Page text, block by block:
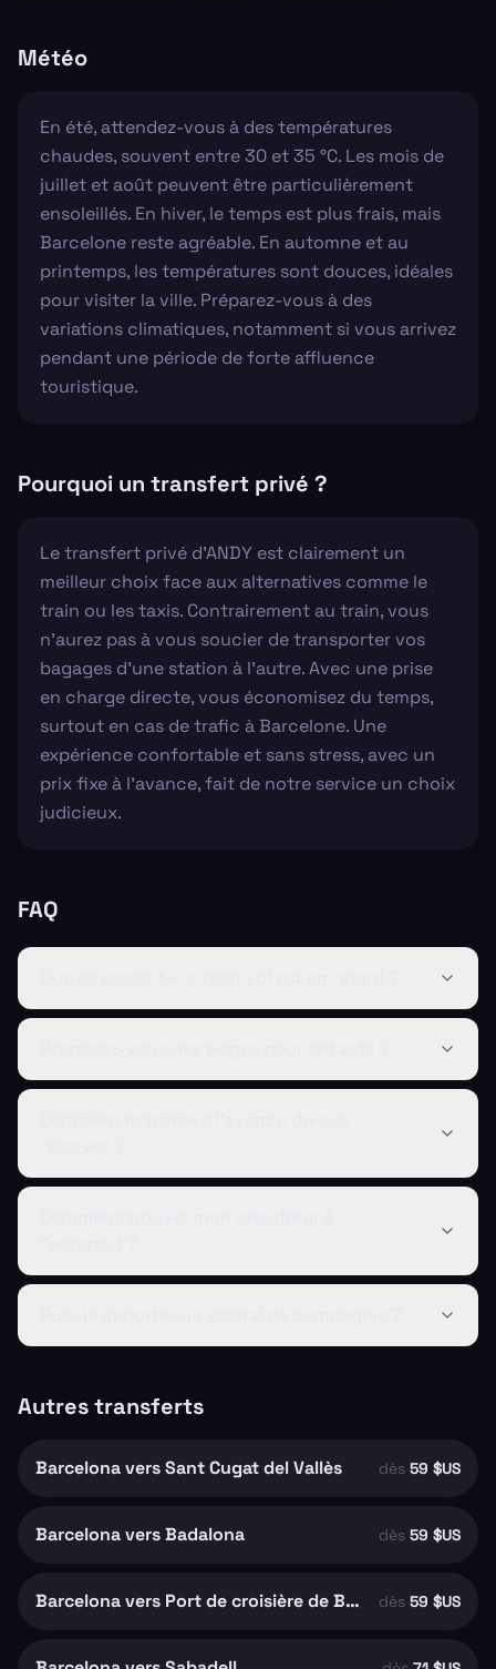
Météo
En été, attendez-vous à des températures
chaudes, souvent entre 30 et 35 °C. Les mois de
juillet et août peuvent être particulièrement
ensoleillés. En hiver, le temps est plus frais, mais
Barcelone reste agréable. En automne et au
printemps, les températures sont douces, idéales
pour visiter la ville. Préparez-vous à des
variations climatiques, notamment si vous arrivez
pendant une période de forte affluence
touristique.
Pourquoi un transfert privé ?
Le transfert privé d'ANDY est clairement un
meilleur choix face aux alternatives comme le
train ou les taxis. Contrairement au train, vous
n'aurez pas à vous soucier de transporter vos
bagages d'une station à l'autre. Avec une prise
en charge directe, vous économisez du temps,
surtout en cas de trafic à Barcelone. Une
expérience confortable et sans stress, avec un
prix fixe à l'avance, fait de notre service un choix
judicieux.
FAQ
Autres transferts
Barcelona vers Sant Cugat del Vallès dès 59 $US
Barcelona vers Badalona dès 59 $US
Barcelona vers Port de croisière de Barcelone dès 59 $US